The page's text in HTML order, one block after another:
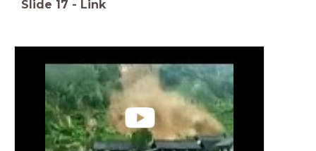
Slide 17 - Link